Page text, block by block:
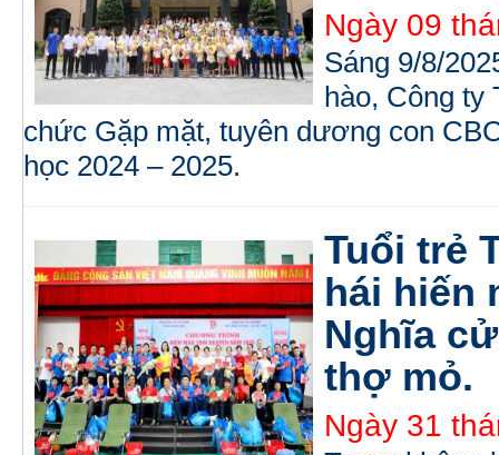
Ngày 09
Sáng 9/8/
hào, Công ty
chức Gặp mặt, tuyên dương con
học 2024 – 2025.
Tuổi trẻ
hái hiến
Nghĩa
thợ mỏ.
Ngày 31